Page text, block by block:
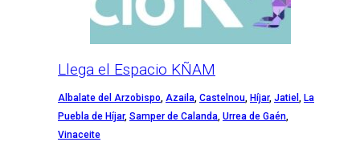
Llega el Espacio KÑAM
Albalate del Arzobispo, Azaila, Castelnou, Híjar, Jatiel , La
Puebla de Híjar, Samper de Calanda, Urrea de Gaén,
Vinaceite